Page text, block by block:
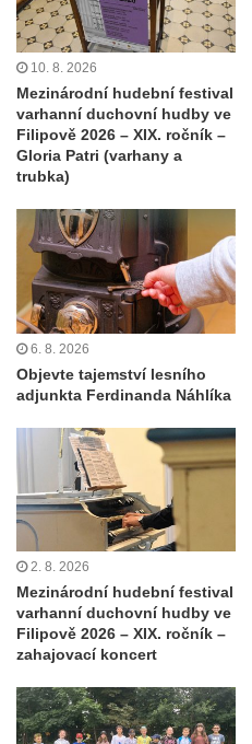
10. 8. 2026
Mezinárodní hudební festival
varhanní duchovní hudby ve
Filipově 2026 – XIX. ročník –
Gloria Patri (varhany a
trubka)
6. 8. 2026
Objevte tajemství lesního
adjunkta Ferdinanda Náhlíka
2. 8. 2026
Mezinárodní hudební festival
varhanní duchovní hudby ve
Filipově 2026 – XIX. ročník –
zahajovací koncert